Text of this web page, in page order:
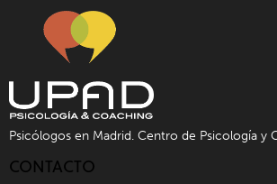
Psicólogos en Madrid. Centro de Psicología y
CONTACTO